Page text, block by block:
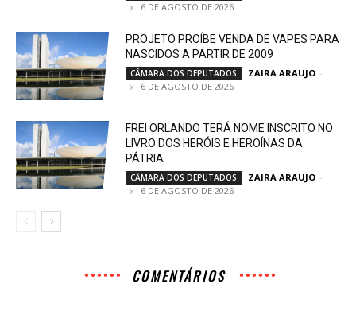
6 DE AGOSTO DE 2026
PROJETO PROÍBE VENDA DE VAPES PARA
NASCIDOS A PARTIR DE 2009
CÂMARA DOS DEPUTADOS ZAIRA ARAUJO -
6 DE AGOSTO DE 2026
FREI ORLANDO TERÁ NOME INSCRITO NO
LIVRO DOS HERÓIS E HEROÍNAS DA
PÁTRIA
CÂMARA DOS DEPUTADOS ZAIRA ARAUJO -
6 DE AGOSTO DE 2026
COMENTÁRIOS